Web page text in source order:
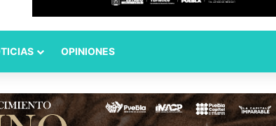
OPINIONES